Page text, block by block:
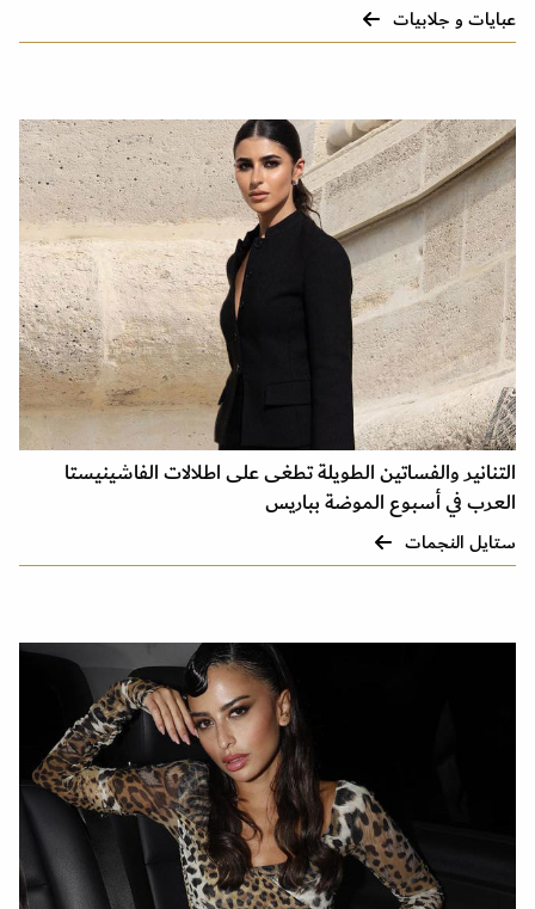
عبايات و جلابيات
التنانير والفساتين الطويلة تطغى على اطلالات الفاشينيستا
العرب في أسبوع الموضة بباريس
ستايل النجمات